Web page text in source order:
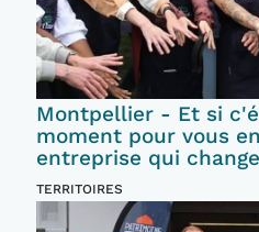
Montpellier - Et si
moment pour vous
entreprise qui
TERRITOIRES